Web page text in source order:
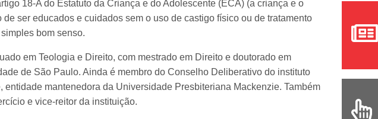
18-A do Estatuto da Criança e do Adolescente (ECA) (a criança e o
ser educados e cuidados sem o uso de castigo físico ou de tratamento
bom senso.
em Teologia e Direito, com mestrado em Direito e doutorado em
de São Paulo. Ainda é membro do Conselho Deliberativo do instituto
entidade mantenedora da Universidade Presbiteriana Mackenzie. Também
e vice-reitor da instituição.